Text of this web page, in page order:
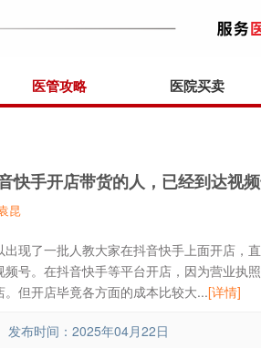
医管攻略 医院买卖
快手开店带货的人，已经到达视
昆
出现了一批人教大家在抖音快手上面开店，
频号。在抖音快手等平台开店，因为营业执
但开店毕竟各方面的成本比较大...[详情]
发布时间：2025年04月22日